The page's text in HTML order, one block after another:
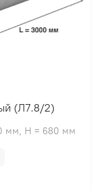
(Л7.8/2)
мм, H = 680 мм